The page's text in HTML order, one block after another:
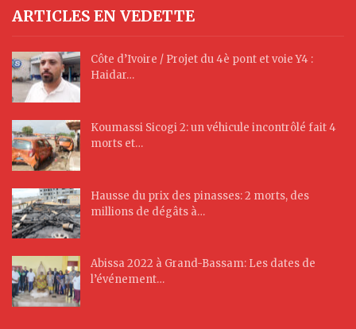
ARTICLES EN VEDETTE
Côte d’Ivoire / Projet du 4è pont et voie Y4 :
Haidar…
Koumassi Sicogi 2: un véhicule incontrôlé fait 4
morts et…
Hausse du prix des pinasses: 2 morts, des
millions de dégâts à…
Abissa 2022 à Grand-Bassam: Les dates de
l’événement…